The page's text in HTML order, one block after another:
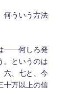
何ういう方法
――何しろ発
。というのは
六、七と、今
十万以上の信